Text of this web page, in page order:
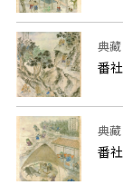
典藏
番
典藏
番